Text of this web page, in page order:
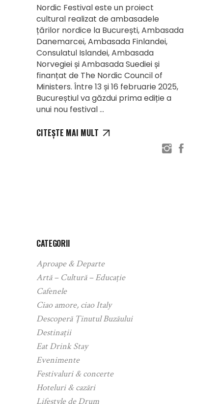
Nordic Festival este un proiect
cultural realizat de ambasadele
țărilor nordice la București, Ambasada
Danemarcei, Ambasada Finlandei,
Consulatul Islandei, Ambasada
Norvegiei și Ambasada Suediei și
finanțat de The Nordic Council of
Ministers. Între 13 și 16 februarie 2025,
Bucureștiul va găzdui prima ediție a
unui nou festival
CITEȘTE MAI MULT
CATEGORII
Aproape & Departe
Artă – Cultură – Educație
Cafenele
Ciao amore, ciao Italy
Descoperă Ținutul Buzăului
Destinații
Eat Drink Stay
Evenimente
Festivaluri & concerte
Hoteluri & cazări
Lifestyle de Drum